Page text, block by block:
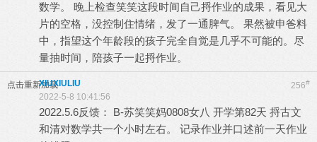
数学。 晚上检查笑笑这段时间自己捋作业的成果，看见大
片的空格，没控制住情绪，发了一通脾气。 果然被申爸料
中，指望这个年龄段的孩子完全自觉是几乎不可能的。尽
量抽时间，陪孩子一起捋作业。
点击重新加载 256#
XIUXIULIU
2022-5-8 10:41:56
2022.5.6反馈： B-苏笑笑妈0808女八 开学第82天 捋古文
和清对数学共一个小时左右。 记录作业并口述前一天作业